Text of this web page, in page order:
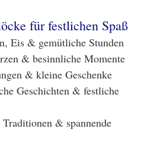
für festlichen Spaß
Eis & gemütliche Stunden
& besinnliche Momente
& kleine Geschenke
Geschichten & festliche
Traditionen & spannende